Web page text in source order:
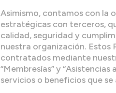
Asimismo, contamos con la
estratégicas con terceros,
calidad, seguridad y
nuestra organización. Estos
contratados mediante
“Membresías” y
servicios o beneficios que